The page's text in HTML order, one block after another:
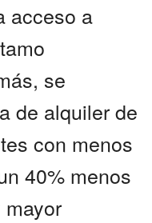
acceso a
se
de alquiler de
con menos
40% menos